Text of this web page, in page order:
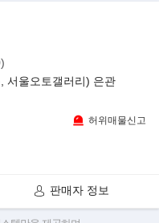
푸로산게’ 공개
츠카 푸로산게
로산게는
미한다. 페라리는 신차가
벽히 응축하고 있다는 설명
서울오토갤러리) 은관
허위매물신고
판매자 정보